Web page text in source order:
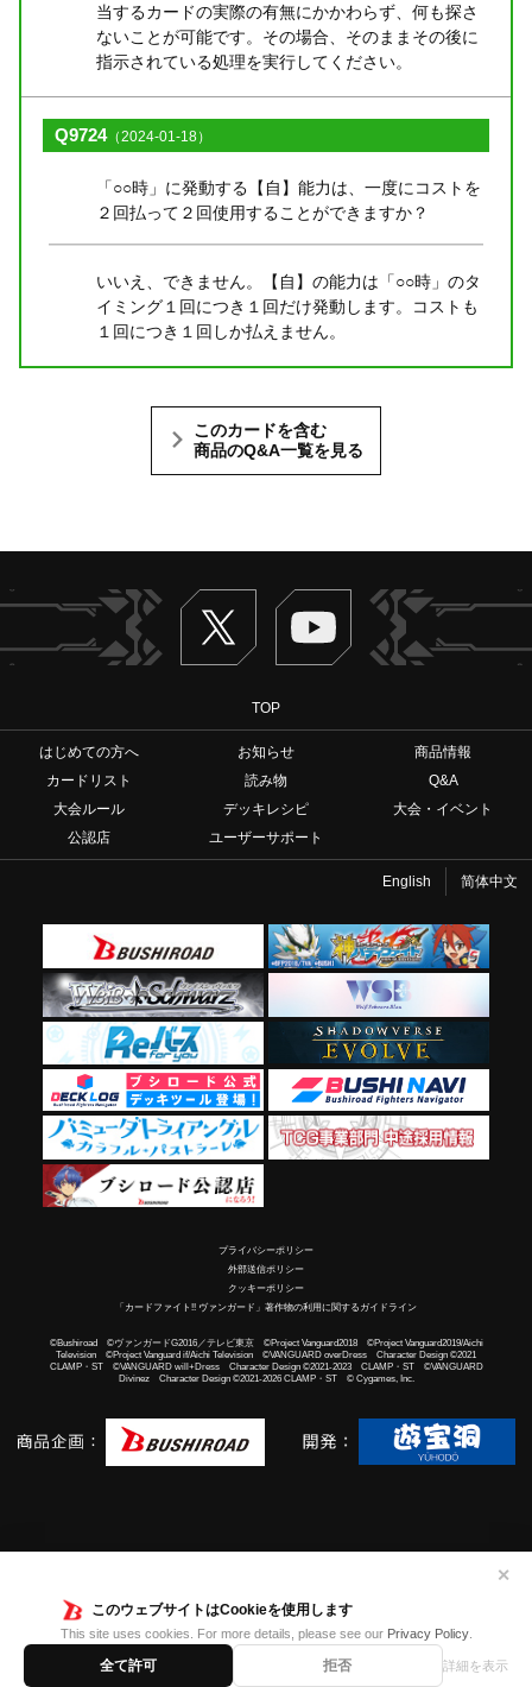
このウェブサイトはCookieを使用します
This site uses cookies. For more details, please see our Privacy Policy.
全て許可 拒否 詳細を表示
✕
当するカードの実際の有無にかかわらず、何も探さ
ないことが可能です。その場合、そのままその後に
指示されている処理を実行してください。
Q9724（2024-01-18）
「○○時」に発動する【自】能力は、一度にコストを
２回払って２回使用することができますか？
いいえ、できません。【自】の能力は「○○時」のタ
イミング１回につき１回だけ発動します。コストも
１回につき１回しか払えません。
このカードを含む
商品のQ&A一覧を見る
Twitter ヴァンガードch
TOP
はじめての方へ お知らせ
商品情報
カードリスト
読み物
Q&A
大会ルール
デッキレシピ
大会・イベント
公認店
ユーザーサポート
English 简体中文
プライバシーポリシー
外部送信ポリシー
クッキーポリシー
「カードファイト!! ヴァンガード」著作物の利用に関するガイドライン
©Bushiroad ©ヴァンガードG2016／テレビ東京 ©Project Vanguard2018 ©Project Vanguard2019/Aichi
Television ©Project Vanguard if/Aichi Television ©VANGUARD overDress Character Design ©2021
CLAMP・ST ©VANGUARD will+Dress Character Design ©2021-2023 CLAMP・ST ©VANGUARD
Divinez Character Design ©2021-2026 CLAMP・ST © Cygames, Inc.